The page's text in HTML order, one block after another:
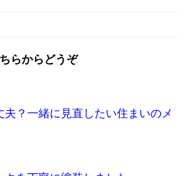
らからどうぞ
？一緒に見直したい住まいのメ